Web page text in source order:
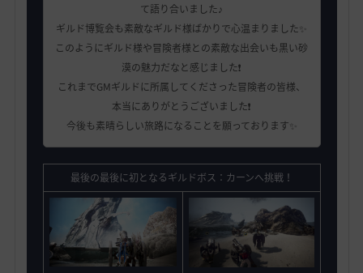
て語り合いました♪
ギルド博覧会も素敵なギルド様ばかりで心温まりました✨
このようにギルド様や冒険者様との素敵な出会いも黒い砂
漠の魅力だなと感じました❗️
これまでGMギルドに所属してくださった冒険者の皆様、
本当にありがとうございました❗️
今後も素晴らしい旅路になることを願っております✨
最後の最後に初となるギルドボス：カーンへ挑戦！